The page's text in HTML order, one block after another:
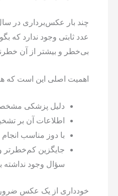
چند بار عکس‌برداری در
عدد ثابتی وجود ندارد که
بی‌خطر و بیشتر از آن
اهمیت اصلی این است که
دلیل پزشکی
اطلاعات آن بر
با دوز مناسب
جایگزین کم‌خطرتر
سؤال وجود نداشته
خودداری از یک عکس